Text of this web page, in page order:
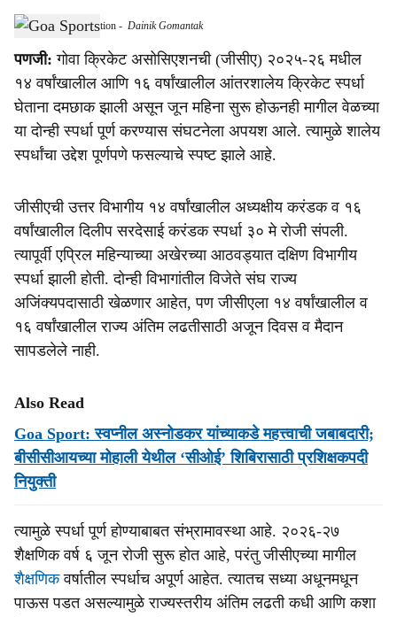
a
r
e
Goa Cricket Association - Dainik Gomantak
पणजी: गोवा क्रिकेट असोसिएशनची (जीसीए) २०२५-२६ मधील
१४ वर्षांखालील आणि १६ वर्षांखालील आंतरशालेय क्रिकेट स्पर्धा
घेताना दमछाक झाली असून जून महिना सुरू होऊनही मागील वेळच्या
या दोन्ही स्पर्धा पूर्ण करण्यास संघटनेला अपयश आले. त्यामुळे शालेय
स्पर्धांचा उद्देश पूर्णपणे फसल्याचे स्पष्ट झाले आहे.
जीसीएची उत्तर विभागीय १४ वर्षांखालील अध्यक्षीय करंडक व १६
वर्षांखालील दिलीप सरदेसाई करंडक स्पर्धा ३० मे रोजी संपली.
त्यापूर्वी एप्रिल महिन्याच्या अखेरच्या आठवड्यात दक्षिण विभागीय
स्पर्धा झाली होती. दोन्ही विभागांतील विजेते संघ राज्य
अजिंक्यपदासाठी खेळणार आहेत, पण जीसीएला १४ वर्षांखालील व
१६ वर्षांखालील राज्य अंतिम लढतीसाठी अजून दिवस व मैदान
सापडलेले नाही.
Also Read
Goa Sport: स्वप्नील अस्नोडकर यांच्याकडे महत्त्वाची जबाबदारी;
बीसीसीआयच्या मोहाली येथील ‘सीओई’ शिबिरासाठी प्रशिक्षकपदी
नियुक्ती
त्यामुळे स्पर्धा पूर्ण होण्याबाबत संभ्रामावस्था आहे. २०२६-२७
शैक्षणिक वर्ष ६ जून रोजी सुरू होत आहे, परंतु जीसीएच्या मागील
शैक्षणिकवर्षातील स्पर्धाच अपूर्ण आहेत. त्यातच सध्या अधूनमधून
पाऊस पडत असल्यामुळे राज्यस्तरीय अंतिम लढती कधी आणि कशा